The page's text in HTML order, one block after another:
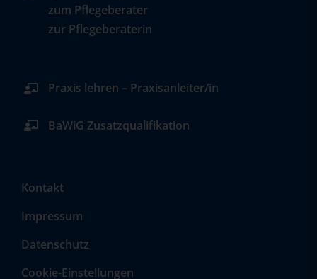
zum Pflegeberater
zur Pflegeberaterin
Praxis lehren – Praxisanleiter/in
BaWiG Zusatzqualifikation
Kontakt
Impressum
Datenschutz
Cookie-Einstellungen